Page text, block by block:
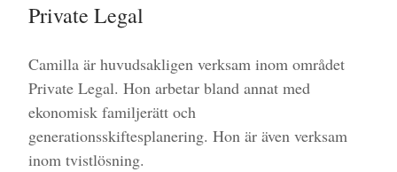
Private Legal
Camilla är huvudsakligen verksam inom området
Private Legal. Hon arbetar bland annat med
ekonomisk familjerätt och
generationsskiftesplanering. Hon är även verksam
inom tvistlösning.